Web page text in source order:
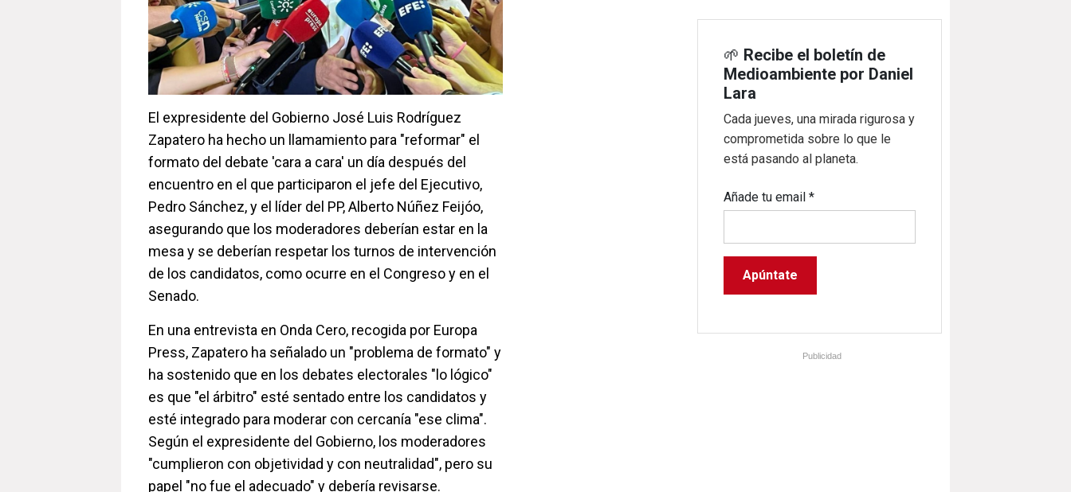
El expresidente del Gobierno José Luis Rodríguez
Zapatero ha hecho un llamamiento para "reformar" el
formato del debate 'cara a cara' un día después del
encuentro en el que participaron el jefe del Ejecutivo,
Pedro Sánchez, y el líder del PP, Alberto Núñez Feijóo,
asegurando que los moderadores deberían estar en la
mesa y se deberían respetar los turnos de intervención
de los candidatos, como ocurre en el Congreso y en el
Senado.
En una entrevista en Onda Cero, recogida por Europa
Press, Zapatero ha señalado un "problema de formato" y
ha sostenido que en los debates electorales "lo lógico"
es que "el árbitro" esté sentado entre los candidatos y
esté integrado para moderar con cercanía "ese clima".
Según el expresidente del Gobierno, los moderadores
"cumplieron con objetividad y con neutralidad", pero su
papel "no fue el adecuado" y debería revisarse.
🌱 Recibe el boletín de
Medioambiente por Daniel
Lara
Cada jueves, una mirada rigurosa y
comprometida sobre lo que le
está pasando al planeta.
Añade tu email*
Publicidad